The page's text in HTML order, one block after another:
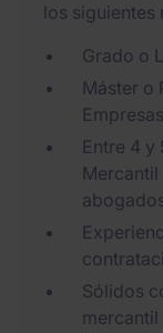
los siguientes
Grado o
Máster o
Entre 4 y
Sólidos